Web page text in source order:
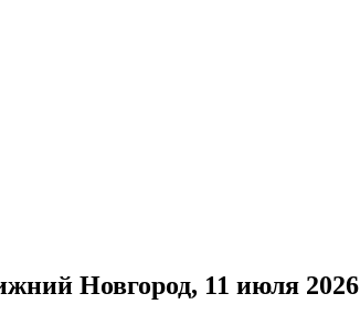
Новгород, 11 июля 2026